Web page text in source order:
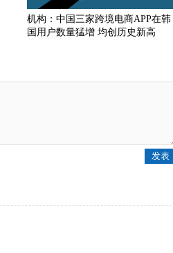
机构：中国三家跨境电商APP在韩
国用户数量猛增 均创历史新高